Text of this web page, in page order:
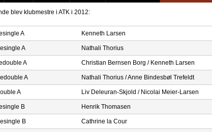
blev klubmestre i ATK i 2012:
A Kenneth Larsen
A Nathali Thorius
A Christian Bernsen Borg / Kenneth Larsen
A Nathali Thorius / Anne Bindesbøl Trefeldt
A Liv Deleuran-Skjold / Nicolai Meier-Larsen
B Henrik Thomasen
B Cathrine la Cour